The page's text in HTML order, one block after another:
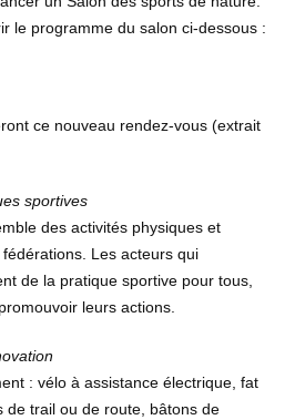
le programme du salon ci-dessous :
ce nouveau rendez-vous (extrait
sportives
des activités physiques et
Les acteurs qui
de la pratique sportive pour tous,
leurs actions.
: vélo à assistance électrique, fat
de trail ou de route, bâtons de